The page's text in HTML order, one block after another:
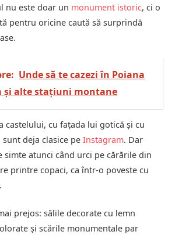
nu este doar un monument istoric, ci o
pentru oricine caută să surprindă
Unde să te cazezi în Poiana
și alte stațiuni montane
castelului, cu fațada lui gotică și cu
deja clasice pe Instagram. Dar
simte atunci când urci pe cărările din
printre copaci, ca într-o poveste cu
prejos: sălile decorate cu lemn
și scările monumentale par